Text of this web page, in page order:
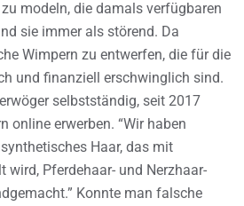
modeln, die damals verfügbaren
sie immer als störend. Da
Wimpern zu entwerfen, die für die
und finanziell erschwinglich sind.
selbstständig, seit 2017
online erwerben. “Wir haben
Haar, das mit
wird, Pferdehaar- und Nerzhaar-
Konnte man falsche